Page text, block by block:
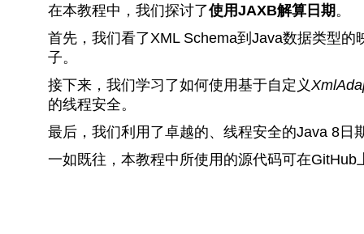
在本教程中，我们探讨了使用JAXB解算日期。
首先，我们看了XML Schema到Java数据类型
子。
接下来，我们学习了如何使用基于自定义
的线程安全。
最后，我们利用了卓越的、线程安全的Java 8
一如既往，本教程中所使用的源代码可在GitHub